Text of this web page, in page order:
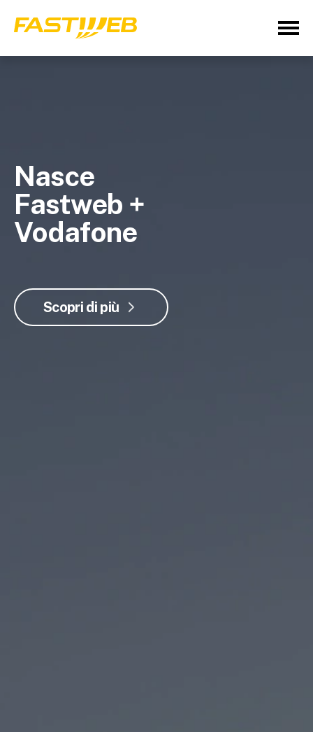
Nasce
Fastweb +
Vodafone
Scopri di più